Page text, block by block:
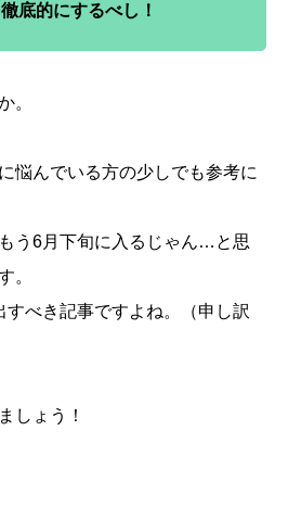
底的にするべし！
。
悩んでいる方の少しでも参考に
う6月下旬に入るじゃん…と思
。
べき記事ですよね。（申し訳
しょう！